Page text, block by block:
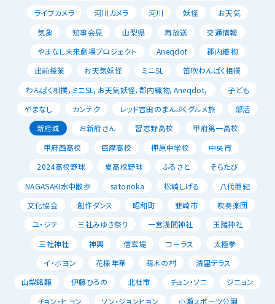
ライブカメラ
河川カメラ 河川 妖怪
お天気
気象
知事会見 山梨県 再放送
交通情報
やまなし未来劇場プロジェクト
Aneqdot
郡内織物
出前授業
お天気妖怪 ミニSL
笛吹わんぱく相撲
わんぱく相撲，ミニSL，お天気妖怪，郡内織物，Aneqdot，
子ども
やまなし
カンテク レッド吉田のまんぷくグルメ旅
部活
新府城
お新府さん 習志野高校
甲府第一高校
甲府西高校
巨摩高校 押原中学校
中央市
2024高校野球
夏高校野球 ふるさと
そらたび
NAGASAKI水中散歩
satonoka 松崎しげる
八代亜紀
文化協会
創作ダンス 昭和町 韮崎市
吹奏楽団
ユ・ジテ
三社みゆき祭り 一宮浅間神社
玉諸神社
三社神社
神輿 信玄堤 コーラス
太極拳
イ・ボヨン
花様年華 萌木の村
清里テラス
山梨銘醸
伊藤ひろの 北杜市 チョン・ソニ
ジニョン
チョン・ヒヨン
ソン・ジョンヒョン 小瀬スポーツ公園